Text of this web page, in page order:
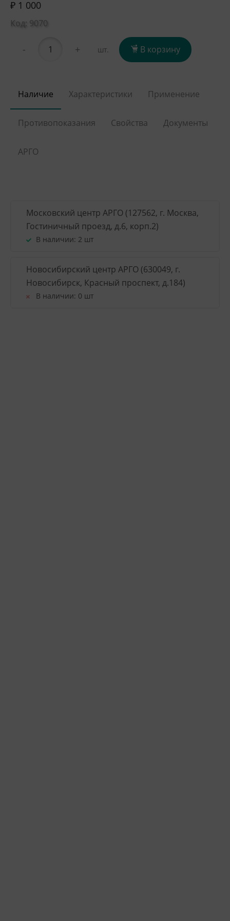
₽ 1 000
Код: 9070
- + шт. В корзину
Наличие Характеристики Применение
Противопоказания Свойства Документы
АРГО
Московский центр АРГО (127562, г. Москва,
Гостиничный проезд, д.6, корп.2)
В наличии: 2 шт
Новосибирский центр АРГО (630049, г.
Новосибирск, Красный проспект, д.184)
В наличии: 0 шт